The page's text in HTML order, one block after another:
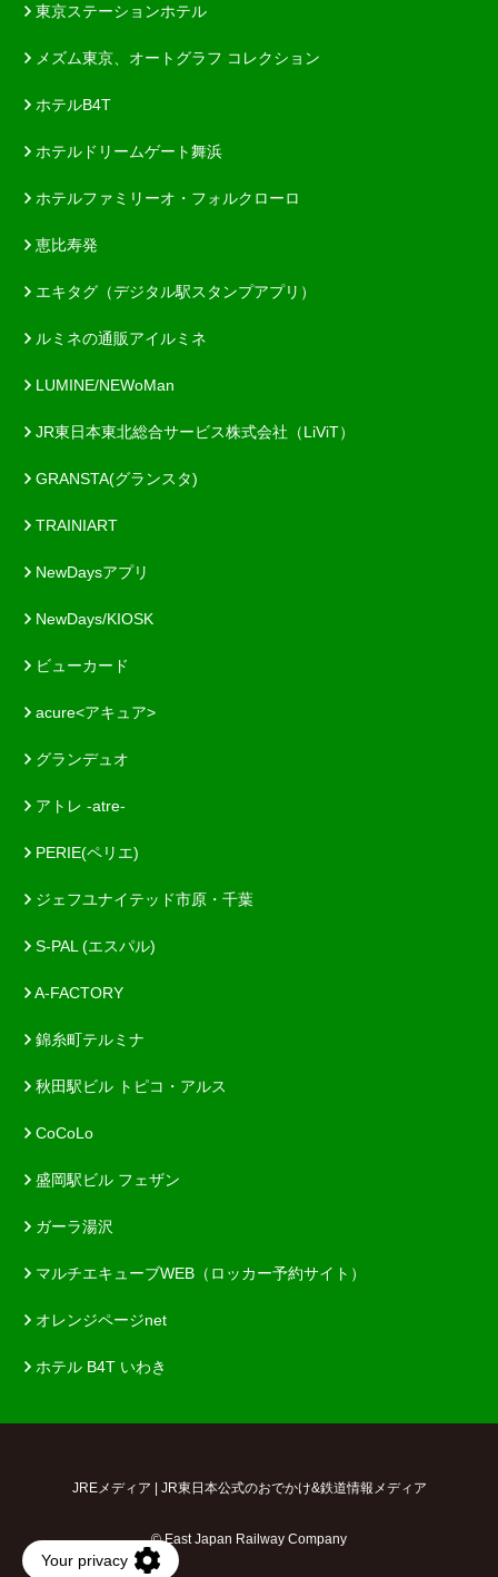
東京ステーションホテル
メズム東京、オートグラフ コレクション
ホテルB4T
ホテルドリームゲート舞浜
ホテルファミリーオ・フォルクローロ
恵比寿発
エキタグ（デジタル駅スタンプアプリ）
ルミネの通販アイルミネ
LUMINE/NEWoMan
JR東日本東北総合サービス株式会社（LiViT）
GRANSTA(グランスタ)
TRAINIART
NewDaysアプリ
NewDays/KIOSK
ビューカード
acure<アキュア>
グランデュオ
アトレ -atre-
PERIE(ペリエ)
ジェフユナイテッド市原・千葉
S-PAL (エスパル)
A-FACTORY
錦糸町テルミナ
秋田駅ビル トピコ・アルス
CoCoLo
盛岡駅ビル フェザン
ガーラ湯沢
マルチエキューブWEB（ロッカー予約サイト）
オレンジページnet
ホテル B4T いわき
JREメディア | JR東日本公式のおでかけ&鉄道情報メディア
© East Japan Railway Company